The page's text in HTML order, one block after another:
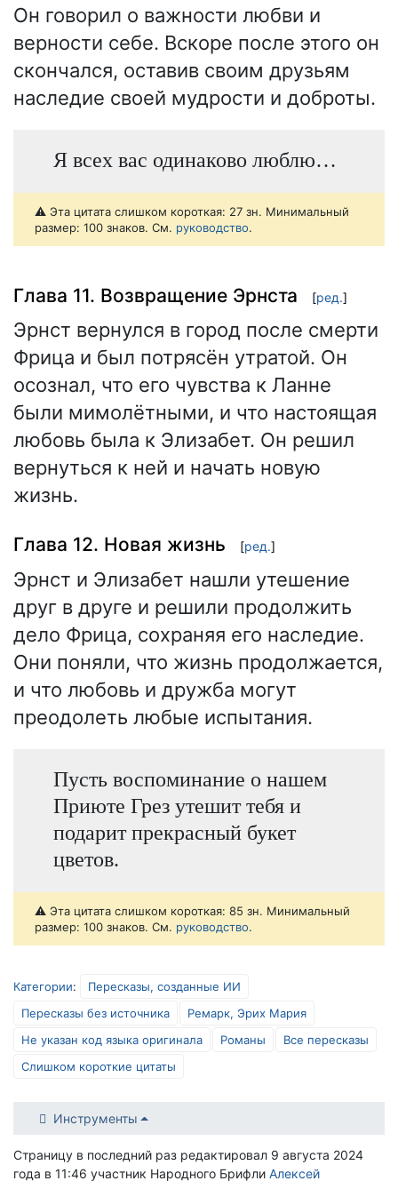
Он говорил о важности любви и
верности себе. Вскоре после этого он
скончался, оставив своим друзьям
наследие своей мудрости и доброты.
Я всех вас одинаково люблю…
⚠️ Эта цитата слишком короткая: 27 зн. Минимальный
размер: 100 знаков. См. руководство.
Глава 11. Возвращение Эрнста [ред.]
Эрнст вернулся в город после смерти
Фрица и был потрясён утратой. Он
осознал, что его чувства к Ланне
были мимолётными, и что настоящая
любовь была к Элизабет. Он решил
вернуться к ней и начать новую
жизнь.
Глава 12. Новая жизнь [ред.]
Эрнст и Элизабет нашли утешение
друг в друге и решили продолжить
дело Фрица, сохраняя его наследие.
Они поняли, что жизнь продолжается,
и что любовь и дружба могут
преодолеть любые испытания.
Пусть воспоминание о нашем
Приюте Грез утешит тебя и
подарит прекрасный букет
цветов.
⚠️ Эта цитата слишком короткая: 85 зн. Минимальный
размер: 100 знаков. См. руководство.
Категории:
Пересказы, созданные ИИ
Пересказы без источника
Ремарк, Эрих Мария
Не указан код языка оригинала
Романы
Все пересказы
Слишком короткие цитаты
Инструменты
Страницу в последний раз редактировал 9 августа 2024
года в 11:46 участник Народного Брифли Алексей